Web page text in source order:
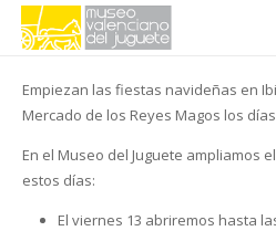
Empiezan las fiestas navideñas en
Mercado de los Reyes Magos los
En el Museo del Juguete ampliamos
estos días:
El viernes 13 abriremos hasta